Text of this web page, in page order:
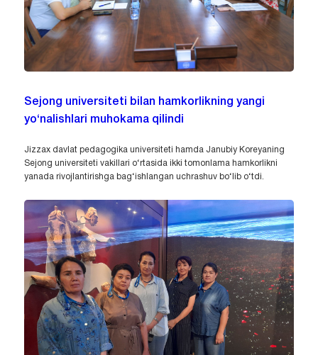
Sejong universiteti bilan hamkorlikning yangi
yo‘nalishlari muhokama qilindi
Jizzax davlat pedagogika universiteti hamda Janubiy Koreyaning
Sejong universiteti vakillari o‘rtasida ikki tomonlama hamkorlikni
yanada rivojlantirishga bag‘ishlangan uchrashuv bo‘lib o‘tdi.